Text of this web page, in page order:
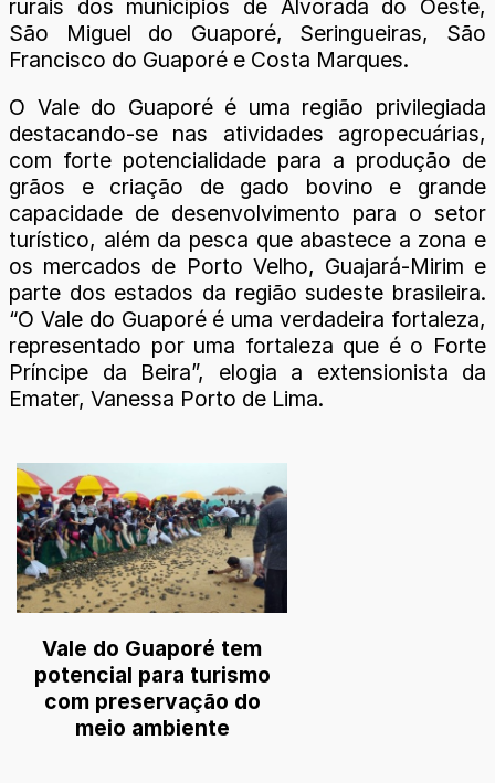
rurais dos municípios de Alvorada do Oeste,
São Miguel do Guaporé, Seringueiras, São
Francisco do Guaporé e Costa Marques.
O Vale do Guaporé é uma região privilegiada
destacando-se nas atividades agropecuárias,
com forte potencialidade para a produção de
grãos e criação de gado bovino e grande
capacidade de desenvolvimento para o setor
turístico, além da pesca que abastece a zona e
os mercados de Porto Velho, Guajará-Mirim e
parte dos estados da região sudeste brasileira.
“O Vale do Guaporé é uma verdadeira fortaleza,
representado por uma fortaleza que é o Forte
Príncipe da Beira”, elogia a extensionista da
Emater, Vanessa Porto de Lima.
Vale do Guaporé tem
potencial para turismo
com preservação do
meio ambiente